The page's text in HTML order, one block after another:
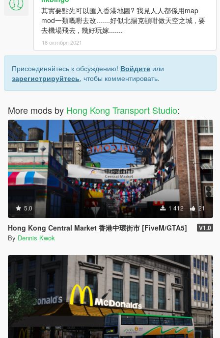
其實要點先可以匯入香港地圖? 我見人人都係用map
mod一類嘅嘢去改.......好似北揚克頓咁做天空之城 , 要
去機場飛去 , 幾好玩嫁.......
18 октября 2021
Присоединяйтесь к обсуждению! Войдите или
зарегистрируйтесь, чтобы комментировать.
More mods by Hong Kong Transport Studio:
5.0 1 412 21
Hong Kong Central Market 香港中環街市 [FiveM/GTA5] V1.0
By Dennis Kwok